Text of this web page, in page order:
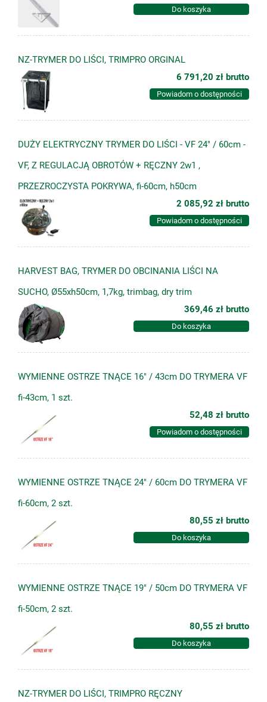
Do koszyka
NZ-TRYMER DO LIŚCI, TRIMPRO ORGINAL
6 791,20 zł brutto
Powiadom o dostępności
DUŻY ELEKTRYCZNY TRYMER DO LIŚCI - VF 24" / 60cm -
VF, Z REGULACJĄ OBROTÓW + RĘCZNY 2w1 ,
PRZEZROCZYSTA POKRYWA, fi-60cm, h50cm
2 085,92 zł brutto
Powiadom o dostępności
HARVEST BAG, TRYMER DO OBCINANIA LIŚCI NA
SUCHO, Ø55xh50cm, 1,7kg, trimbag, dry trim
369,46 zł brutto
Do koszyka
WYMIENNE OSTRZE TNĄCE 16" / 43cm DO TRYMERA VF
fi-43cm, 1 szt.
52,48 zł brutto
Powiadom o dostępności
WYMIENNE OSTRZE TNĄCE 24" / 60cm DO TRYMERA VF
fi-60cm, 2 szt.
80,55 zł brutto
Do koszyka
WYMIENNE OSTRZE TNĄCE 19" / 50cm DO TRYMERA VF
fi-50cm, 2 szt.
80,55 zł brutto
Do koszyka
NZ-TRYMER DO LIŚCI, TRIMPRO RĘCZNY